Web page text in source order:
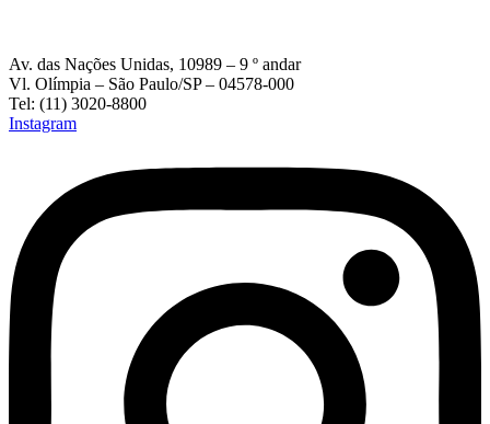
Av. das Nações Unidas, 10989 – 9 º andar
Vl. Olímpia – São Paulo/SP – 04578-000
Tel: (11) 3020-8800
Instagram